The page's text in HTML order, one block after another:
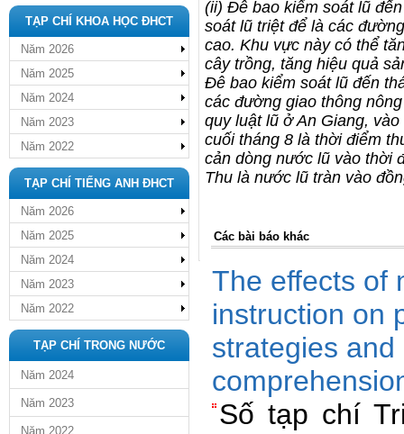
TẠP CHÍ KHOA HỌC ĐHCT
Năm 2026
Năm 2025
Năm 2024
Năm 2023
Năm 2022
TẠP CHÍ TIẾNG ANH ĐHCT
Năm 2026
Năm 2025
Năm 2024
Năm 2023
Năm 2022
TẠP CHÍ TRONG NƯỚC
Năm 2024
Năm 2023
Năm 2022
(ii) Đê bao kiểm soát lũ
soát lũ triệt để là các
cao. Khu vực này có thể
cây trồng, tăng hiệu quả
Đê bao kiểm soát lũ đến
các đường giao thông
quy luật lũ ở An Giang,
cuối tháng 8 là thời điểm
cản dòng nước lũ vào thời
Thu là nước lũ tràn vào
Các bài báo khác
The effects of
instruction on
strategies and
Số tạp chí